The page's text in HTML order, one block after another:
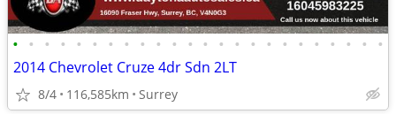
• • • • • • • • • • • • • • • • • • • • • • • •
2014 Chevrolet Cruze 4dr Sdn 2LT
8/4 116,585km Surrey